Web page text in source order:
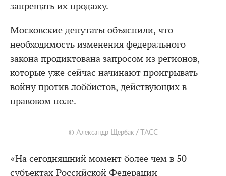
запрещать их продажу.
Московские депутаты объяснили, что
необходимость изменения федерального
закона продиктована запросом из регионов,
которые уже сейчас начинают проигрывать
войну против лоббистов, действующих в
правовом поле.
© Александр Щербак / ТАСС
«На сегодняшний момент более чем в 50
субъектах Российской Федерации